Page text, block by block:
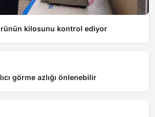
kilosunu kontrol ediyor
görme azlığı önlenebilir